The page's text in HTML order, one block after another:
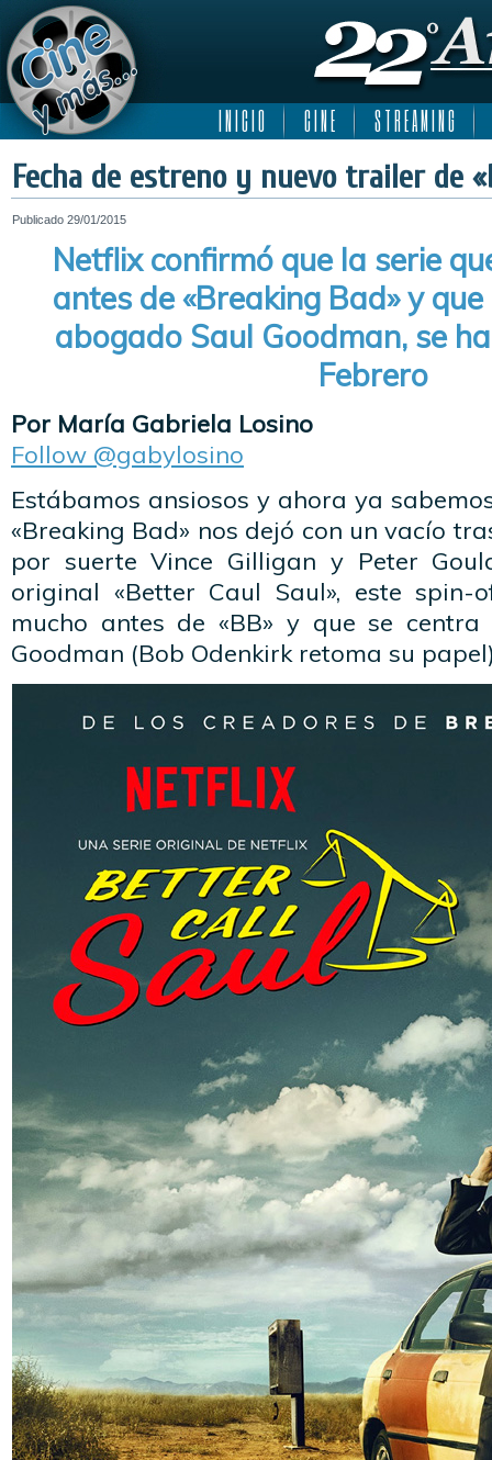
I N I C I O C I N E S T R E A M I N G
Fecha de estreno y nuevo trailer de
Publicado 29/01/2015
Netflix confirmó que la serie
antes de «Breaking Bad» y
abogado Saul Goodman, se
Febrero
Por María Gabriela Losino
Follow @gabylosino
Estábamos ansiosos y ahora ya
«Breaking Bad» nos dejó con un vacío
por suerte Vince Gilligan y Peter
original «Better Caul Saul», este
mucho antes de «BB» y que se
Goodman (Bob Odenkirk retoma su